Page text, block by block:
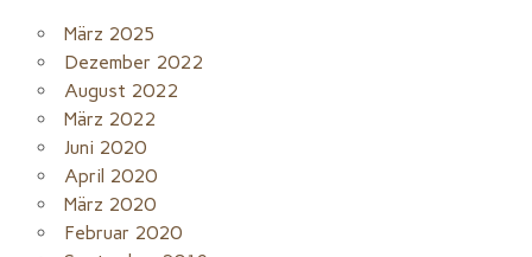
März 2025
Dezember 2022
August 2022
März 2022
Juni 2020
April 2020
März 2020
Februar 2020